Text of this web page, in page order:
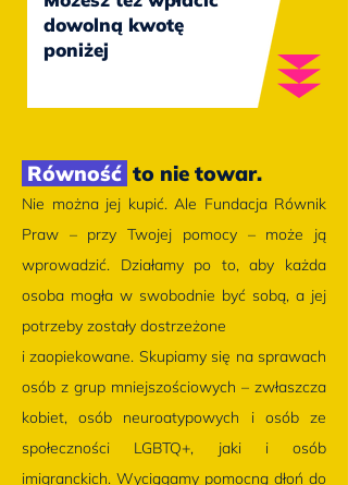
dowolną kwotę
poniżej
Równość to nie towar.
Nie można jej kupić. Ale Fundacja Równik
Praw – przy Twojej pomocy – może ją
wprowadzić. Działamy po to, aby każda
osoba mogła w swobodnie być sobą, a jej
potrzeby zostały dostrzeżone
i zaopiekowane. Skupiamy się na sprawach
osób z grup mniejszościowych – zwłaszcza
kobiet, osób neuroatypowych i osób ze
społeczności LGBTQ+, jaki i osób
imigranckich. Wyciągamy pomocną dłoń do